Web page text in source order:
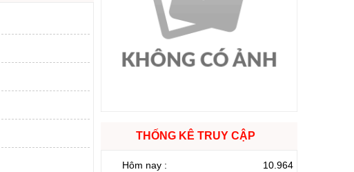
THỐNG KÊ TRUY CẬP
Hôm nay :
10.964